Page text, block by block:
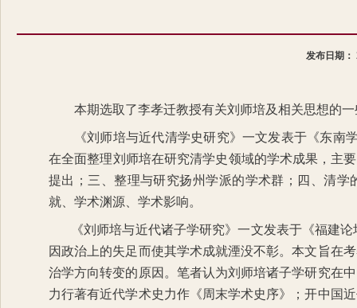
发布日期：
本期选取了李孝迁教授有关刘师培及相关思想的
《刘师培与近代清学史研究》一文发表于《东南
在全面整理刘师培在研究清学史领域的学术成果，主
提出；三、整理与研究扬州学派的学术群；四、清学
就、学术渊源、学术影响。
《刘师培与近代诸子学研究》一文发表于《福建论
因政治上的失足而使其学术成就湮没不彰。本文旨在
治学方向转变的原因。笔者认为刘师培诸子学研究在
力行著有近代学术史力作《周末学术史序》；开中国